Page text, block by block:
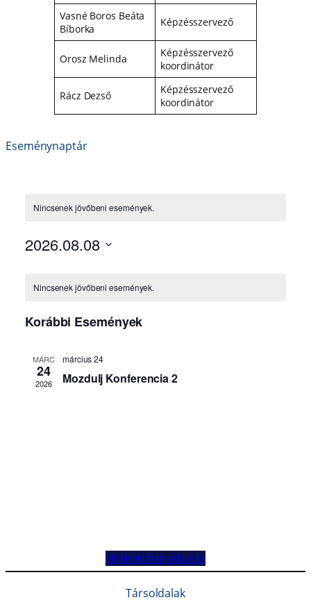
Vasné Boros Beáta
Bíborka
Képzésszervező
Orosz Melinda
Képzésszervező
koordinátor
Rácz Dezső
Képzésszervező
koordinátor
Eseménynaptár
Hírlevél feliratkozás
Társoldalak